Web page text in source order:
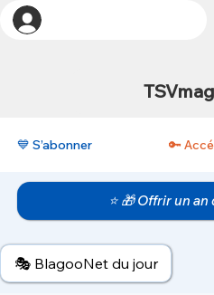
TSVmag
💙 S’abonner 🔑
🎭 BlagooNet du jour
⭐ 🎁 Offrir un